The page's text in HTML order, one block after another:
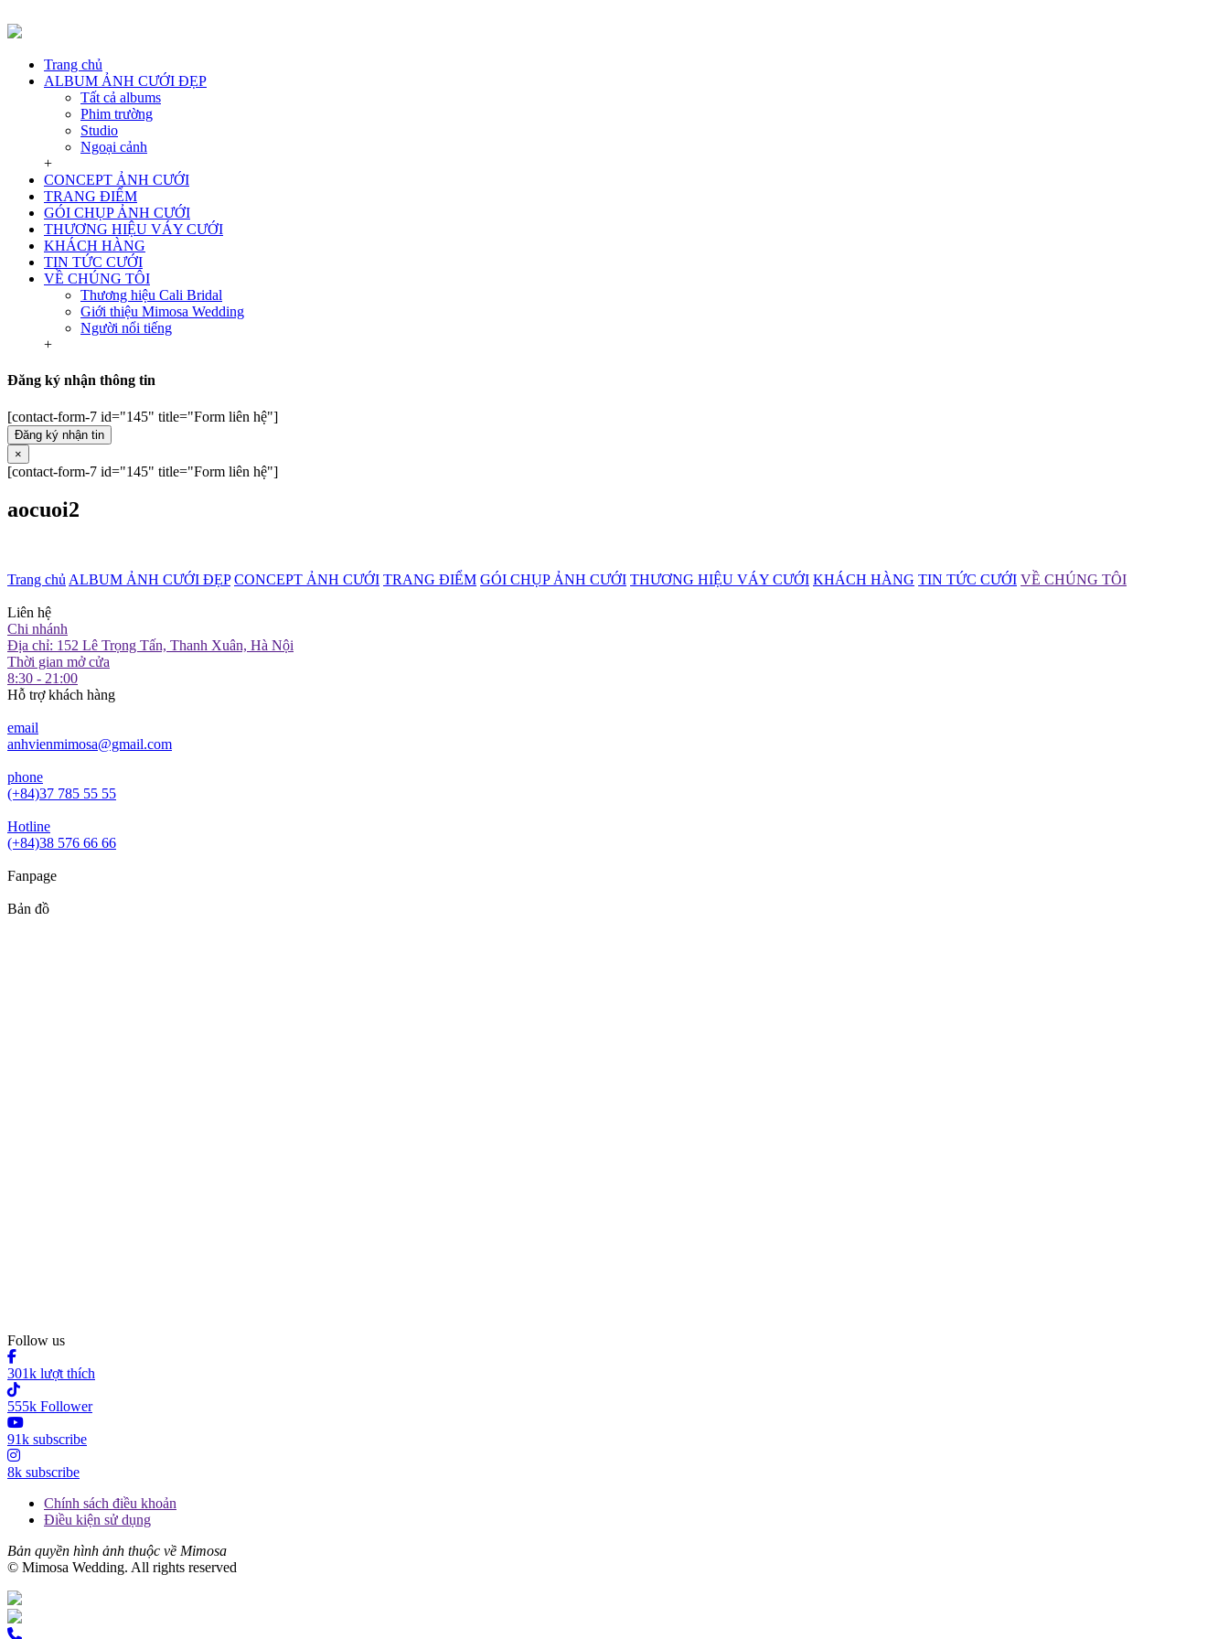
Trang chủ
ALBUM ẢNH CƯỚI ĐẸP
Tất cả albums
Phim trường
Studio
Ngoại cảnh
+
CONCEPT ẢNH CƯỚI
TRANG ĐIỂM
GÓI CHỤP ẢNH CƯỚI
THƯƠNG HIỆU VÁY CƯỚI
KHÁCH HÀNG
TIN TỨC CƯỚI
VỀ CHÚNG TÔI
Thương hiệu Cali Bridal
Giới thiệu Mimosa Wedding
Người nổi tiếng
+
Đăng ký nhận thông tin
[contact-form-7 id="145" title="Form liên hệ"]
Đăng ký nhận tin
×
[contact-form-7 id="145" title="Form liên hệ"]
aocuoi2
Trang chủ ALBUM ẢNH CƯỚI ĐẸP CONCEPT ẢNH CƯỚI TRANG ĐIỂM GÓI CHỤP ẢNH CƯỚI THƯƠNG HIỆU VÁY CƯỚI KHÁCH HÀNG TIN TỨC CƯỚI VỀ CHÚNG TÔI
Liên hệ
Chi nhánh
Địa chỉ: 152 Lê Trọng Tấn, Thanh Xuân, Hà Nội
Thời gian mở cửa
8:30 - 21:00
Hỗ trợ khách hàng
email
anhvienmimosa@gmail.com
phone
(+84)37 785 55 55
Hotline
(+84)38 576 66 66
Fanpage
Bản đồ
Follow us
301k lượt thích
555k Follower
91k subscribe
8k subscribe
Chính sách điều khoản
Điều kiện sử dụng
Bản quyền hình ảnh thuộc về Mimosa
© Mimosa Wedding. All rights reserved